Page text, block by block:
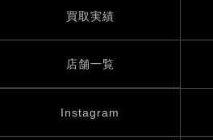
買取実績
店舗一覧
Instagram